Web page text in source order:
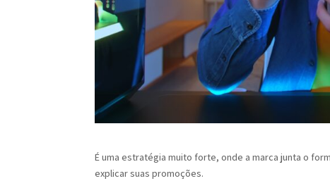
É uma estratégia muito forte, onde a marca junta o
explicar suas promoções.